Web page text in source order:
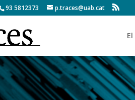
93 5812373 p.traces@uab.cat